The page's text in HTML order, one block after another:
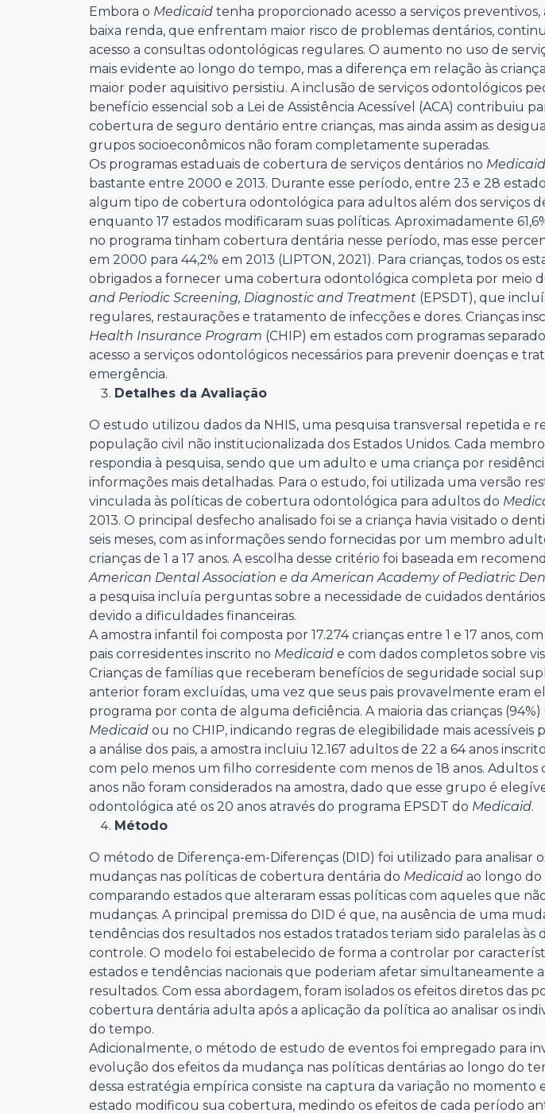
Embora o Medicaid tenha proporcionado acesso a serviços preventivos,
baixa renda, que enfrentam maior risco de problemas dentários,
acesso a consultas odontológicas regulares. O aumento no uso de
mais evidente ao longo do tempo, mas a diferença em relação às
maior poder aquisitivo persistiu. A inclusão de serviços odontológicos
benefício essencial sob a Lei de Assistência Acessível (ACA) contribuiu
cobertura de seguro dentário entre crianças, mas ainda assim as
grupos socioeconômicos não foram completamente superadas.
Os programas estaduais de cobertura de serviços dentários no Medicaid
bastante entre 2000 e 2013. Durante esse período, entre 23 e 28
algum tipo de cobertura odontológica para adultos além dos serviços
enquanto 17 estados modificaram suas políticas. Aproximadamente
no programa tinham cobertura dentária nesse período, mas esse
em 2000 para 44,2% em 2013 (LIPTON, 2021). Para crianças, todos os
obrigados a fornecer uma cobertura odontológica completa por meio
and Periodic Screening, Diagnostic and Treatment (EPSDT), que
regulares, restaurações e tratamento de infecções e dores. Crianças
Health Insurance Program (CHIP) em estados com programas
acesso a serviços odontológicos necessários para prevenir doenças e
emergência.
Detalhes da Avaliação
O estudo utilizou dados da NHIS, uma pesquisa transversal repetida e
população civil não institucionalizada dos Estados Unidos. Cada
respondia à pesquisa, sendo que um adulto e uma criança por
informações mais detalhadas. Para o estudo, foi utilizada uma versão
vinculada às políticas de cobertura odontológica para adultos do
2013. O principal desfecho analisado foi se a criança havia visitado o
seis meses, com as informações sendo fornecidas por um membro
crianças de 1 a 17 anos. A escolha desse critério foi baseada em
American Dental Association e da American Academy of Pediatric
a pesquisa incluía perguntas sobre a necessidade de cuidados
devido a dificuldades financeiras.
A amostra infantil foi composta por 17.274 crianças entre 1 e 17 anos,
pais corresidentes inscrito no Medicaid e com dados completos sobre
Crianças de famílias que receberam benefícios de seguridade social
anterior foram excluídas, uma vez que seus pais provavelmente eram
programa por conta de alguma deficiência. A maioria das crianças (94%)
Medicaid ou no CHIP, indicando regras de elegibilidade mais acessíveis
a análise dos pais, a amostra incluiu 12.167 adultos de 22 a 64 anos
com pelo menos um filho corresidente com menos de 18 anos. Adultos
anos não foram considerados na amostra, dado que esse grupo é
odontológica até os 20 anos através do programa EPSDT do Medicaid.
Método
O método de Diferença-em-Diferenças (DID) foi utilizado para analisar
mudanças nas políticas de cobertura dentária do Medicaid ao longo
comparando estados que alteraram essas políticas com aqueles que
mudanças. A principal premissa do DID é que, na ausência de uma
tendências dos resultados nos estados tratados teriam sido paralelas às
controle. O modelo foi estabelecido de forma a controlar por
estados e tendências nacionais que poderiam afetar simultaneamente
resultados. Com essa abordagem, foram isolados os efeitos diretos das
cobertura dentária adulta após a aplicação da política ao analisar os
do tempo.
Adicionalmente, o método de estudo de eventos foi empregado para
evolução dos efeitos da mudança nas políticas dentárias ao longo do
dessa estratégia empírica consiste na captura da variação no momento
estado modificou sua cobertura, medindo os efeitos de cada período